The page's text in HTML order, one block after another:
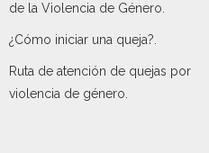
de la Violencia de Género
¿Cómo iniciar una queja?
Ruta de atención de quejas por
violencia de género